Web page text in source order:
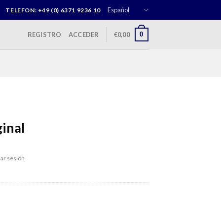
TELEFON: +49 (0) 6371 9236 10 Español
REGISTRO ACCEDER €0,00 0
sesión